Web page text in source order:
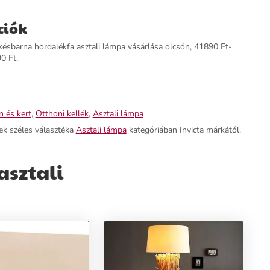
hordalékfa asztali lámpa vásárlása olcsón, 41890 Ft-
Ft.
és kert, Otthoni kellék, Asztali lámpa
széles választéka Asztali lámpakategóriában Invicta márkától.